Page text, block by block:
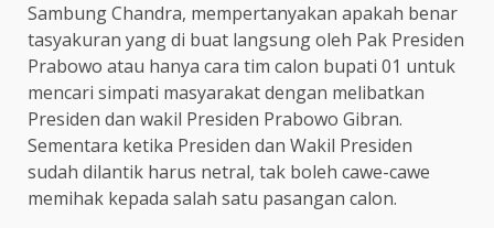
Sambung Chandra, mempertanyakan apakah benar
tasyakuran yang di buat langsung oleh Pak Presiden
Prabowo atau hanya cara tim calon bupati 01 untuk
mencari simpati masyarakat dengan melibatkan
Presiden dan wakil Presiden Prabowo Gibran.
Sementara ketika Presiden dan Wakil Presiden
sudah dilantik harus netral, tak boleh cawe-cawe
memihak kepada salah satu pasangan calon.